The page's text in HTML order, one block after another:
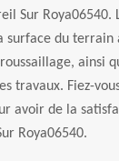
Sur Roya06540.
surface du terrain
ainsi
travaux. Fiez-
avoir de la
Roya06540.